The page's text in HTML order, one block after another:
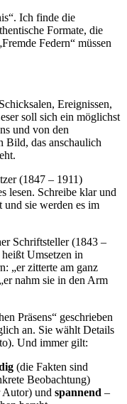
Ich finde die
Formate, die
Federn“ müssen
Ereignissen,
soll sich ein möglichst
und von den
Bild, das anschaulich
(1847 – 1911)
lesen. Schreibe klar und
und sie werden es im
Schriftsteller (1843 –
Umsetzen in
„er zitterte am ganz
nahm sie in den Arm
Präsens“ geschrieben
an. Sie wählt Details
Und immer gilt:
(die Fakten sind
Beobachtung)
Autor) und spannend –